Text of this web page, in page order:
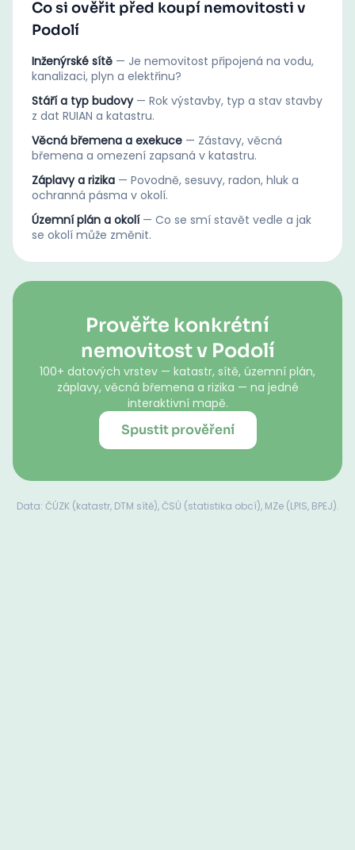
Co si ověřit před koupí nemovitosti v
Podolí
Inženýrské sítě — Je nemovitost připojená na vodu,
kanalizaci, plyn a elektřinu?
Stáří a typ budovy — Rok výstavby, typ a stav stavby
z dat RUIAN a katastru.
Věcná břemena a exekuce — Zástavy, věcná
břemena a omezení zapsaná v katastru.
Záplavy a rizika — Povodně, sesuvy, radon, hluk a
ochranná pásma v okolí.
Územní plán a okolí — Co se smí stavět vedle a jak
se okolí může změnit.
Prověřte konkrétní
nemovitost v Podolí
100+ datových vrstev — katastr, sítě, územní plán,
záplavy, věcná břemena a rizika — na jedné
interaktivní mapě.
Spustit prověření
Data: ČÚZK (katastr, DTM sítě), ČSÚ (statistika obcí), MZe (LPIS, BPEJ).